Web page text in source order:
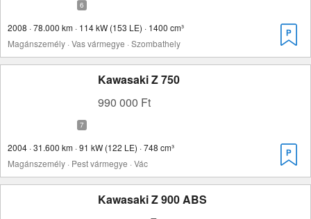
2008 · 78.000 km · 114 kW (153 LE) · 1400 cm³
Magánszemély · Vas vármegye · Szombathely
Kawasaki Z 750
990 000 Ft
2004 · 31.600 km · 91 kW (122 LE) · 748 cm³
Magánszemély · Pest vármegye · Vác
Kawasaki Z 900 ABS